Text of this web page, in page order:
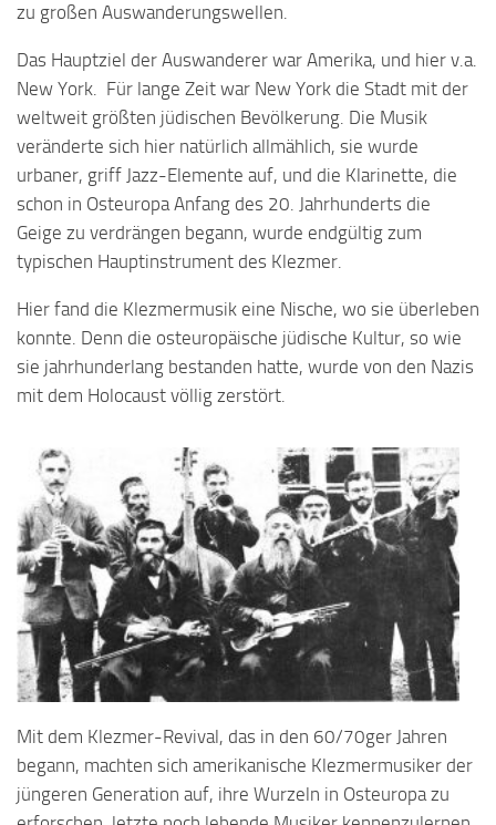
zu großen Auswanderungswellen.
Das Hauptziel der Auswanderer war Amerika, und hier v.a.
New York. Für lange Zeit war New York die Stadt mit der
weltweit größten jüdischen Bevölkerung. Die Musik
veränderte sich hier natürlich allmählich, sie wurde
urbaner, griff Jazz-Elemente auf, und die Klarinette, die
schon in Osteuropa Anfang des 20. Jahrhunderts die
Geige zu verdrängen begann, wurde endgültig zum
typischen Hauptinstrument des Klezmer.
Hier fand die Klezmermusik eine Nische, wo sie überleben
konnte. Denn die osteuropäische jüdische Kultur, so wie
sie jahrhunderlang bestanden hatte, wurde von den Nazis
mit dem Holocaust völlig zerstört.
Mit dem Klezmer-Revival, das in den 60/70ger Jahren
begann, machten sich amerikanische Klezmermusiker der
jüngeren Generation auf, ihre Wurzeln in Osteuropa zu